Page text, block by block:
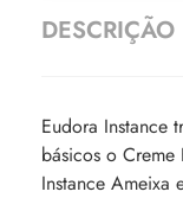
DESCRIÇÃO
Eudora Instance
básicos o
Instance Ameixa